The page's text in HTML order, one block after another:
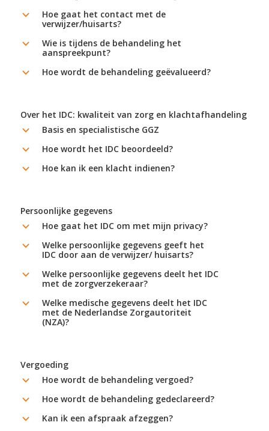
b
Hoe gaat het contact met de
verwijzer/huisarts?
b
Wie is tijdens de behandeling het
aanspreekpunt?
b Hoe wordt de behandeling geëvalueerd?
Over het IDC: kwaliteit van zorg en klachtafhandeling
b Basis en specialistische GGZ
b Hoe wordt het IDC beoordeeld?
b Hoe kan ik een klacht indienen?
Persoonlijke gegevens
b Hoe gaat het IDC om met mijn privacy?
b
Welke persoonlijke gegevens geeft het
IDC door aan de verwijzer/ huisarts?
b
Welke persoonlijke gegevens deelt het IDC
met de zorgverzekeraar?
b
Welke medische gegevens deelt het IDC
met de Nederlandse Zorgautoriteit
(NZA)?
Vergoeding
b Hoe wordt de behandeling vergoed?
b Hoe wordt de behandeling gedeclareerd?
b Kan ik een afspraak afzeggen?